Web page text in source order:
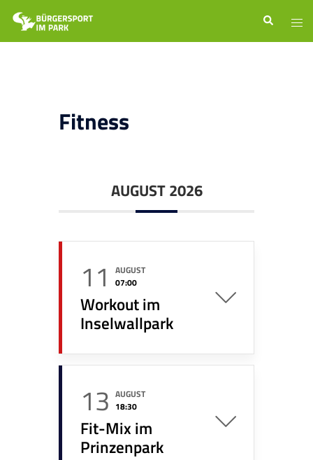
Zum
Inhalt
springen
Suche
Fitness
AUGUST 2026
11
AUGUST
07:00
Workout im
Inselwallpark
13 AUGUST
18:30
Fit-Mix im
Prinzenpark